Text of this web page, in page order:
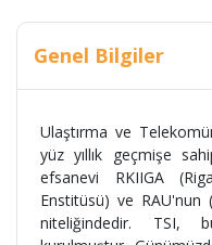
Genel Bilgiler
Ulaştırma ve
yüz yıllık geçmişe
efsanevi RKIIGA
Enstitüsü) ve RAU'nun
niteliğindedir. TSI,